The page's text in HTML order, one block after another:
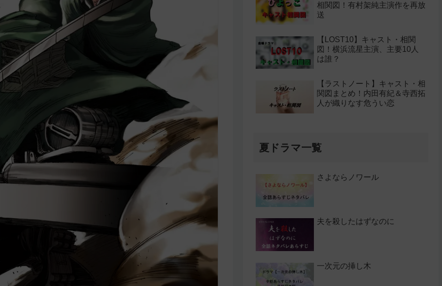
相関図！有村架純主演作を再放
送
【LOST10】キャスト・相関
図！横浜流星主演、主要10人
は誰？
【ラストノート】キャスト・相
関図まとめ！内田有紀＆寺西拓
人が織りなす危うい恋
夏ドラマ一覧
さよならノワール
夫を殺したはずなのに
一次元の挿し木